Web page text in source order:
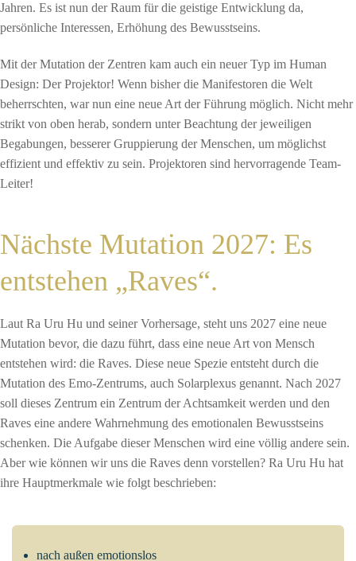
Jahren. Es ist nun der Raum für die geistige Entwicklung da,
persönliche Interessen, Erhöhung des Bewusstseins.
Mit der Mutation der Zentren kam auch ein neuer Typ im Human
Design: Der Projektor! Wenn bisher die Manifestoren die Welt
beherrschten, war nun eine neue Art der Führung möglich. Nicht mehr
strikt von oben herab, sondern unter Beachtung der jeweiligen
Begabungen, besserer Gruppierung der Menschen, um möglichst
effizient und effektiv zu sein. Projektoren sind hervorragende Team-
Leiter!
Nächste Mutation 2027: Es
entstehen „Raves“.
Laut Ra Uru Hu und seiner Vorhersage, steht uns 2027 eine neue
Mutation bevor, die dazu führt, dass eine neue Art von Mensch
entstehen wird: die Raves. Diese neue Spezie entsteht durch die
Mutation des Emo-Zentrums, auch Solarplexus genannt. Nach 2027
soll dieses Zentrum ein Zentrum der Achtsamkeit werden und den
Raves eine andere Wahrnehmung des emotionalen Bewusstseins
schenken. Die Aufgabe dieser Menschen wird eine völlig andere sein.
Aber wie können wir uns die Raves denn vorstellen? Ra Uru Hu hat
ihre Hauptmerkmale wie folgt beschrieben:
nach außen emotionslos